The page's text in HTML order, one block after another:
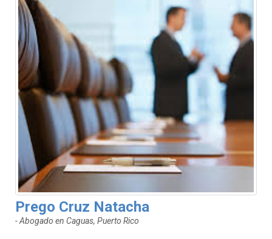
Prego Cruz Natacha
- Abogado en Caguas, Puerto Rico